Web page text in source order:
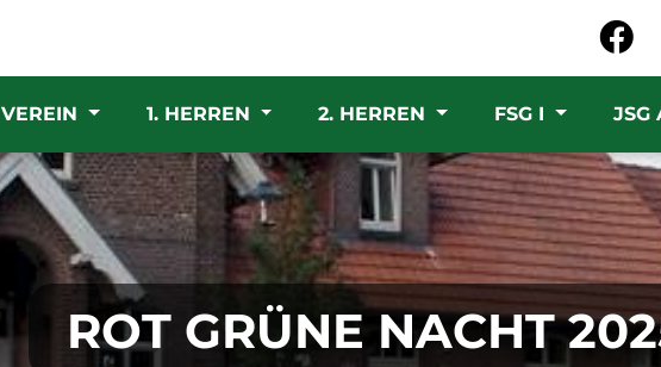
VEREIN 1. HERREN 2. HERREN FSG I JSG
ROT GRÜNE NACHT